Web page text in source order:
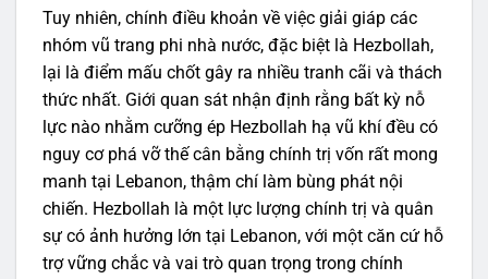
Tuy nhiên, chính điều khoản về việc giải giáp các
nhóm vũ trang phi nhà nước, đặc biệt là Hezbollah,
lại là điểm mấu chốt gây ra nhiều tranh cãi và thách
thức nhất. Giới quan sát nhận định rằng bất kỳ nỗ
lực nào nhằm cưỡng ép Hezbollah hạ vũ khí đều có
nguy cơ phá vỡ thế cân bằng chính trị vốn rất mong
manh tại Lebanon, thậm chí làm bùng phát nội
chiến. Hezbollah là một lực lượng chính trị và quân
sự có ảnh hưởng lớn tại Lebanon, với một căn cứ hỗ
trợ vững chắc và vai trò quan trọng trong chính